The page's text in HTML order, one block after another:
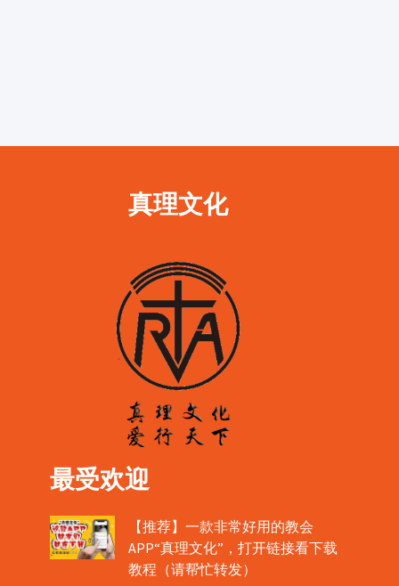
真理文化
最受欢迎
【推荐】一款非常好用的教会
APP“真理文化”，打开链接看下载
教程（请帮忙转发）